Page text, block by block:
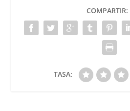
COMPARTIR:
TASA: